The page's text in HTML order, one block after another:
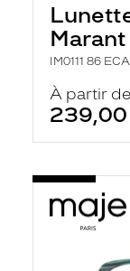
Marant
IM0111 86
À partir de